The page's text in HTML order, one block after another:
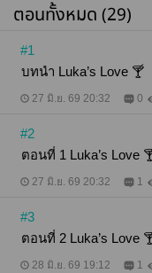
คน… แต่คว
เข้าหาคือ
อะไรเหรอ
"ก่อนอื่นเล
ตอนทั้งหมด (29)
#1
บทนำ Luka’s Love 🍸
27 มิ.ย. 69 20:32 0
#2
ตอนที่ 1 Luka’s Love
27 มิ.ย. 69 20:32 1
#3
ตอนที่ 2 Luka’s Love
28 มิ.ย. 69 19:12 1